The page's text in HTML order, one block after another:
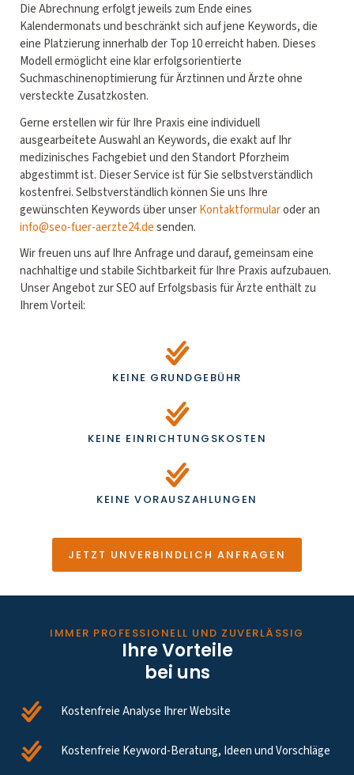
Die Abrechnung erfolgt jeweils zum Ende eines
Kalendermonats und beschränkt sich auf jene Keywords, die
eine Platzierung innerhalb der Top 10 erreicht haben. Dieses
Modell ermöglicht eine klar erfolgsorientierte
Suchmaschinenoptimierung für Ärztinnen und Ärzte ohne
versteckte Zusatzkosten.
Gerne erstellen wir für Ihre Praxis eine individuell
ausgearbeitete Auswahl an Keywords, die exakt auf Ihr
medizinisches Fachgebiet und den Standort Pforzheim
abgestimmt ist. Dieser Service ist für Sie selbstverständlich
kostenfrei. Selbstverständlich können Sie uns Ihre
gewünschten Keywords über unserKontaktformularoder an
info@seo-fuer-aerzte24.desenden.
Wir freuen uns auf Ihre Anfrage und darauf, gemeinsam eine
nachhaltige und stabile Sichtbarkeit für Ihre Praxis aufzubauen.
Unser Angebot zur SEO auf Erfolgsbasis für Ärzte enthält zu
Ihrem Vorteil:
KEINE GRUNDGEBÜHR
KEINE EINRICHTUNGSKOSTEN
KEINE VORAUSZAHLUNGEN
JETZT UNVERBINDLICH ANFRAGEN
IMMER PROFESSIONELL UND ZUVERLÄSSIG
Ihre Vorteile
bei uns
Kostenfreie Analyse Ihrer Website
Kostenfreie Keyword-Beratung, Ideen und Vorschläge